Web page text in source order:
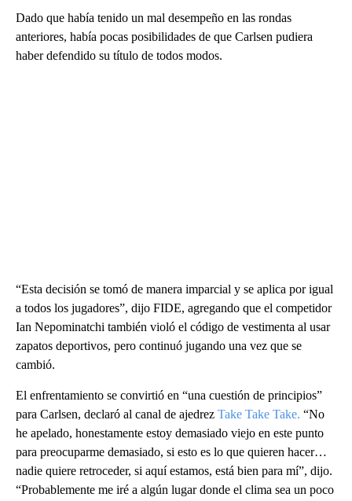
Dado que había tenido un mal desempeño en las rondas
anteriores, había pocas posibilidades de que Carlsen pudiera
haber defendido su título de todos modos.
“Esta decisión se tomó de manera imparcial y se aplica por igual
a todos los jugadores”, dijo FIDE, agregando que el competidor
Ian Nepominatchi también violó el código de vestimenta al usar
zapatos deportivos, pero continuó jugando una vez que se
cambió.
El enfrentamiento se convirtió en “una cuestión de principios”
para Carlsen, declaró al canal de ajedrez Take Take Take. “No
he apelado, honestamente estoy demasiado viejo en este punto
para preocuparme demasiado, si esto es lo que quieren hacer…
nadie quiere retroceder, si aquí estamos, está bien para mí”, dijo.
“Probablemente me iré a algún lugar donde el clima sea un poco